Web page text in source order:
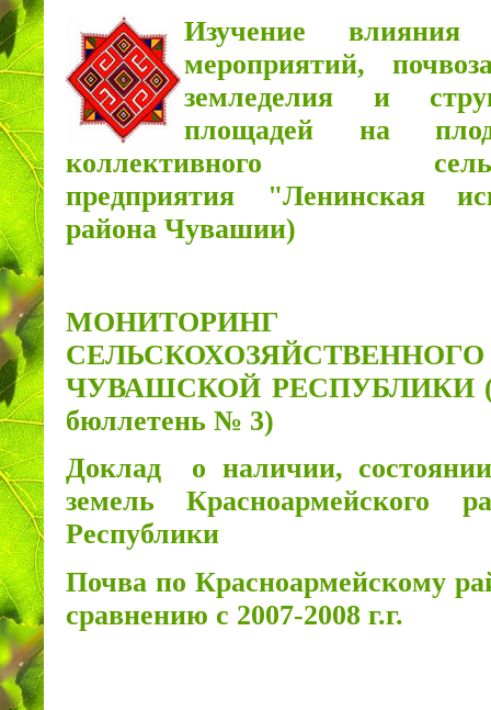
Изучение влияния
мероприятий,
земледелия и
площадей на
коллективного
предприятия "Ленинская
района Чувашии)
МОНИТОРИНГ
ЧУВАШСКОЙ РЕСПУБЛИКИ
бюллетень № 3)
Доклад о наличии,
земель Красноар­мейского
Республики
Почва по Красноармейскому
сравнению с 2007-2008 г.г.